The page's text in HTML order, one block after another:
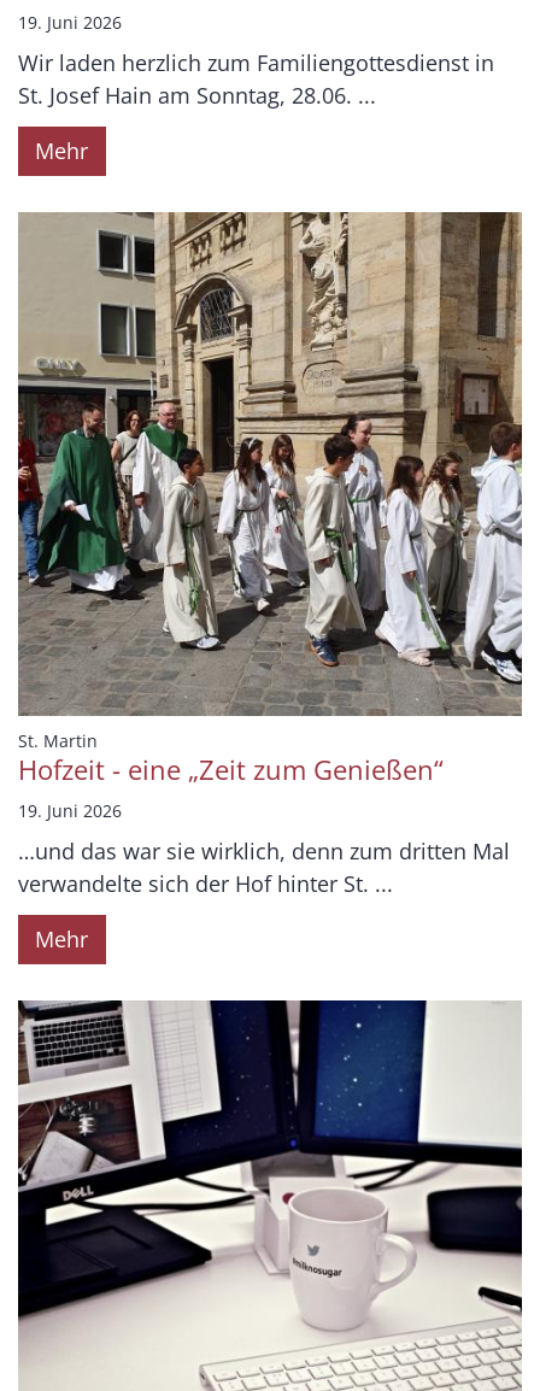
19. Juni 2026
Wir laden herzlich zum Familiengottesdienst in
St. Josef Hain am Sonntag, 28.06. ...
Mehr
St. Martin
Hofzeit - eine „Zeit zum Genießen“
19. Juni 2026
…und das war sie wirklich, denn zum dritten Mal
verwandelte sich der Hof hinter St. ...
Mehr